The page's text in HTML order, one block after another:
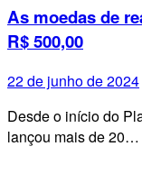
As moedas de
R$ 500,00
22 de junho de 2024
Desde o início do
lançou mais de 20…